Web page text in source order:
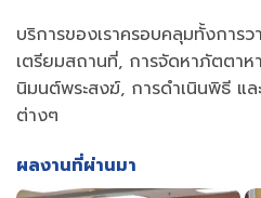
บริการของเราครอบคลุมทั้งการ
เตรียมสถานที่, การจัดหาภัตตาห
นิมนต์พระสงฆ์, การดำเนินพิธี แ
ต่างๆ
ผลงานที่ผ่านมา